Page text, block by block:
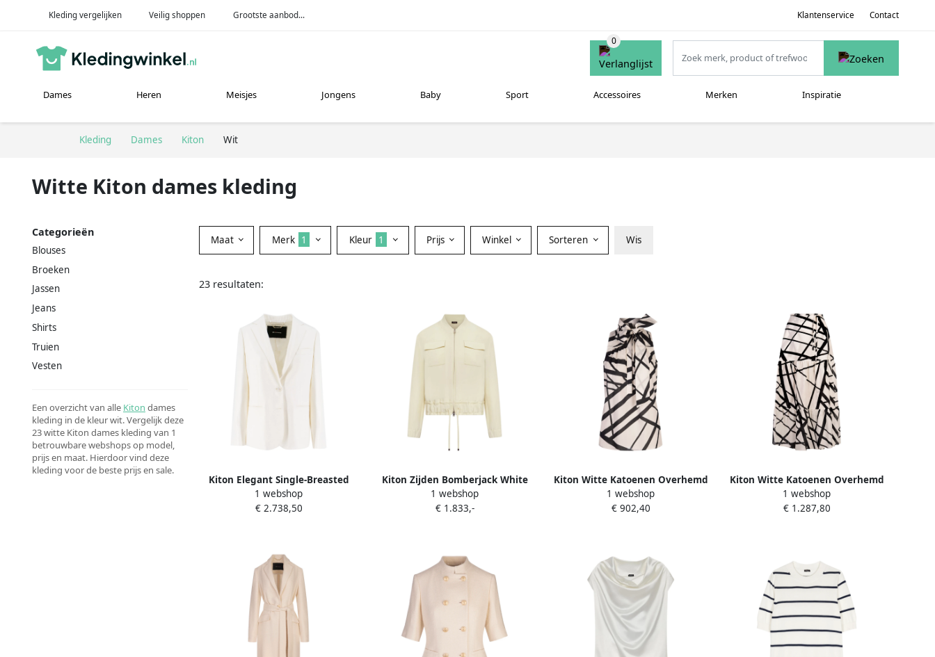
Kleding vergelijken Veilig shoppen Grootste aanbod... Klantenservice Contact
Dames Heren Meisjes Jongens Baby Sport Accessoires Merken Inspiratie
Kleding Dames Kiton Wit
Witte Kiton dames kleding
Categorieën
Blouses
Broeken
Jassen
Jeans
Shirts
Truien
Vesten
Een overzicht van alle Kiton dames
kleding in de kleur wit. Vergelijk deze
23 witte Kiton dames kleding van 1
betrouwbare webshops op model,
prijs en maat. Hierdoor vind deze
kleding voor de beste prijs en sale.
Maat Merk 1 Kleur 1 Prijs Winkel Sorteren Wis
23 resultaten:
Kiton Elegant Single-Breasted
Jacket White Dames
1 webshop
€ 2.738,50
Kiton Zijden Bomberjack White
Dames
1 webshop
€ 1.833,-
Kiton Witte Katoenen Overhemd
White Dames
1 webshop
€ 902,40
Kiton Witte Katoenen Overhemd
White Dames
1 webshop
€ 1.287,80